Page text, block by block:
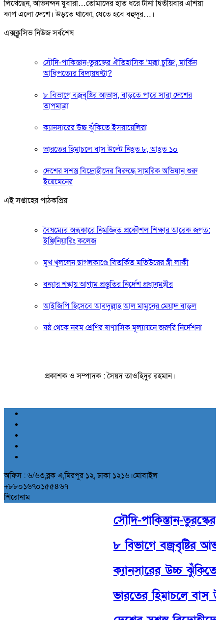
লিখেছেন, অভিনন্দন যুবারা…তোমাদের হাত ধরে টানা দ্বিতীয়বার এশিয়া
কাপ এলো দেশে। উড়তে থাকো, যেতে হবে বহুদূর…।
এক্সক্লুসিভ নিউজ সর্বশেষ
সৌদি-পাকিস্তান-তুরস্কের ঐতিহাসিক ‘মক্কা চুক্তি’, মার্কিন
আধিপত্যের বিদায়ঘণ্টা?
৮ বিভাগে বজ্রবৃষ্টির আভাস, বাড়তে পারে সারা দেশের
তাপমাত্রা
ক্যানসারের উচ্চ ঝুঁকিতে ইসরায়েলিরা
ভারতের হিমাচলে বাস উল্টে নিহত ৮, আহত ১০
দেশের সশস্ত্র বিদ্রোহীদের বিরুদ্ধে সামরিক অভিযান শুরু
ইয়েমেনের
এই সপ্তাহের পাঠকপ্রিয়
বৈষম্যের অন্ধকারে নিমজ্জিত প্রকৌশল শিক্ষার আরেক জগত:
ইঞ্জিনিয়ারিং কলেজ
মুখ খুললেন ছাগলকাণ্ডে বিতর্কিত মতিউরের স্ত্রী লাকী
বন্যার শঙ্কায় আগাম প্রস্তুতির নির্দেশ প্রধানমন্ত্রীর
আইজিপি হিসেবে আবদুল্লাহ আল মামুনের মেয়াদ বাড়ল
ষষ্ঠ থেকে নবম শ্রেণির ষাণ্মাসিক মূল্যায়নে জরুরি নির্দেশনা
প্রকাশক ও সম্পাদক : সৈয়দ তাওহিদুর রহমান।
অফিস : ৬/৬৩,ব্লক এ,মিরপুর ১২, ঢাকা ১২১৬।মোবাইল
+৮৮০১৬৭০১৫৫৪৬৭
শিরোনাম
সৌদি-পাকিস্তান-তুরস্কের
৮ বিভাগে বজ্রবৃষ্টির
ক্যানসারের উচ্চ ঝুঁকিতে
ভারতের হিমাচলে বাস